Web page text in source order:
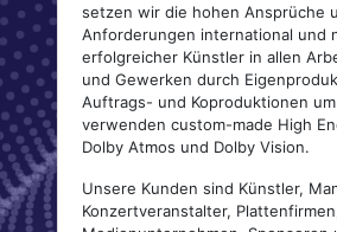
setzen wir die hohen Ansprüche
Anforderungen international und
erfolgreicher Künstler in allen
und Gewerken durch
Auftrags- und Koproduktionen
verwenden custom-made High
Dolby Atmos und Dolby Vision.
Unsere Kunden sind Künstler,
Konzertveranstalter,